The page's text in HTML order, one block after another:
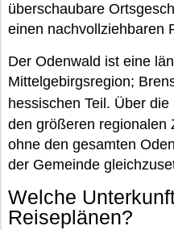
überschaubare
einen nachvollziehbaren
Der Odenwald ist eine
Mittelgebirgsregion;
hessischen Teil. Über die
den größeren regionalen
ohne den gesamten
der Gemeinde
Welche
Reiseplänen?